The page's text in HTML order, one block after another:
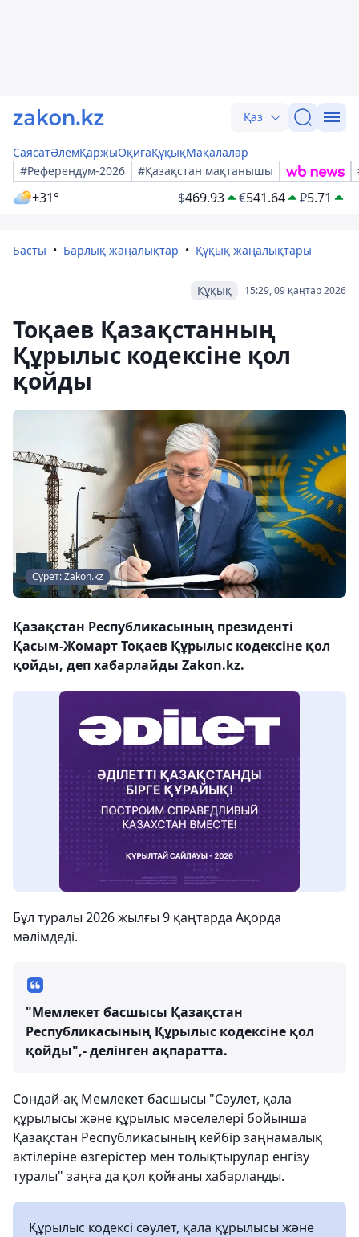
Қаз
СаясатӘлемҚаржыОқиғаҚұқықМақалалар
#Референдум-2026
#Қазақстан мақтанышы
+31° $469.93 €541.64 ₽5.71
Басты Барлық жаңалықтар Құқық жаңалықтары
15:29, 09 қаңтар 2026
Құқық
Тоқаев Қазақстанның
Құрылыс кодексіне қол
қойды
Сурет: Zakon.kz
Қазақстан Республикасының президенті
Қасым-Жомарт Тоқаев Құрылыс кодексіне қол
қойды, деп хабарлайды Zakon.kz.
Бұл туралы 2026 жылғы 9 қаңтарда Ақорда
мәлімдеді.
"Мемлекет басшысы Қазақстан
Республикасының Құрылыс кодексіне қол
қойды",- делінген ақпаратта.
Сондай-ақ Мемлекет басшысы "Сәулет, қала
құрылысы және құрылыс мәселелері бойынша
Қазақстан Республикасының кейбір заңнамалық
актілеріне өзгерістер мен толықтырулар енгізу
туралы" заңға да қол қойғаны хабарланды.
Құрылыс кодексі сәулет, қала құрылысы және